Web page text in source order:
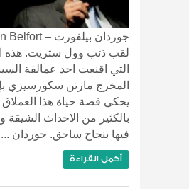
لقب ذئب وول ستريت. هذه
التي اقنعت احد عمالقة
المخرج مارتن سكورسيزي
يحكي قصة حياة هذا
بالكثير من الاحداث
فيها بنجاح ساحق. جوردان ...
أكمل القراءة